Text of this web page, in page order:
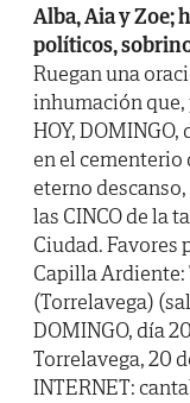
Alba, Aia y Zoe;
políticos,
Ruegan una
inhumación que,
HOY,
en el cementerio
eterno descanso,
las CINCO de la
Ciudad. Favores
Capilla
(Torrelavega)
DOMINGO, día
Torrelavega, 20
INTERNET: